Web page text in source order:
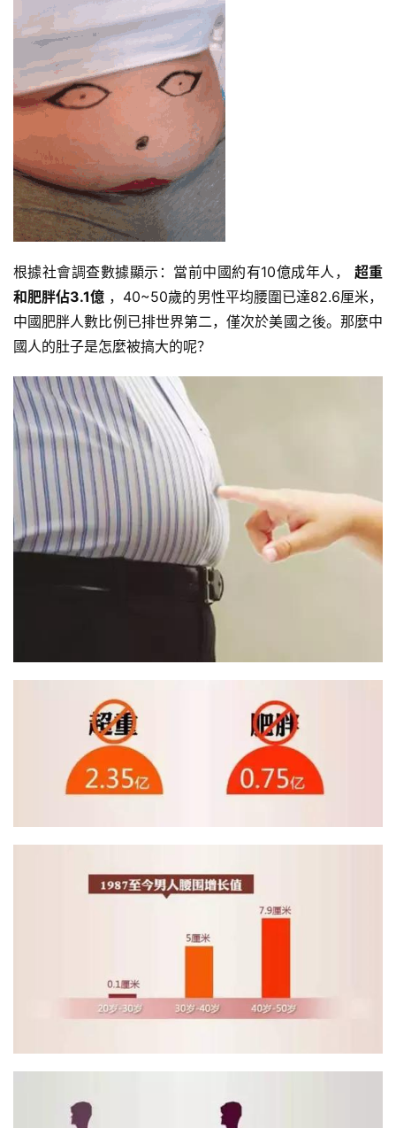
根據社會調查數據顯示：當前中國約有10億成年人， 超重
和肥胖佔3.1億 ，40~50歲的男性平均腰圍已達82.6厘米，
中國肥胖人數比例已排世界第二，僅次於美國之後。那麼中
國人的肚子是怎麼被搞大的呢？